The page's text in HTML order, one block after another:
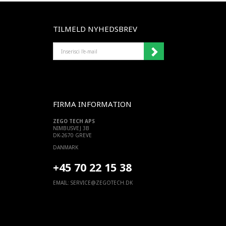
TILMELD NYHEDSBREV
MAIL
FIRMA INFORMATION
ZEGO TECH APS
NIMBUSVEJ 3B
DK-2670 GREVE
DANMARK
+45 70 22 15 38
EMAIL: SERVICE@ZEGOTECH.DK